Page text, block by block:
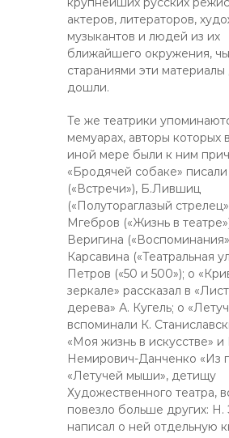
актеров, литераторов,
музыкантов и людей из их
ближайшего окружения,
стараниями эти материалы
дошли.
Те же театрики
мемуарах, авторы которых
иной мере были к ним
«Бродячей собаке»
(«Встречи»), Б.Лившиц
(«Полутораглазый
Мгебров («Жизнь в
Веригина
Карсавина («Театральная
Петров («50 и 500»); о
зеркале» рассказал в
дерева» А. Кугель; о
вспоминали К.
«Моя жизнь в искусстве» и
Немирович-Данченко «Из
«Летучей мыши», детищу
Художественного театра,
повезло больше других:
написал о ней отдельную